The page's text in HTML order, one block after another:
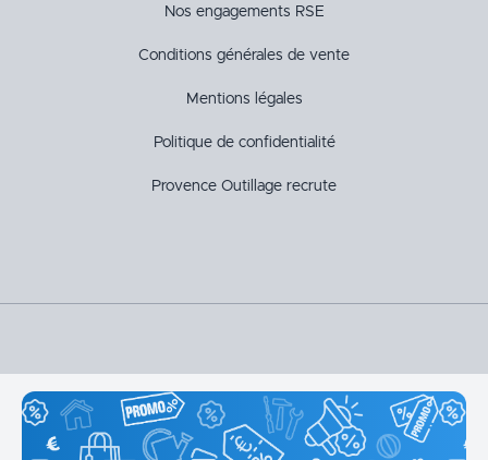
Nos engagements RSE
Conditions générales de vente
Mentions légales
Politique de confidentialité
Provence Outillage recrute